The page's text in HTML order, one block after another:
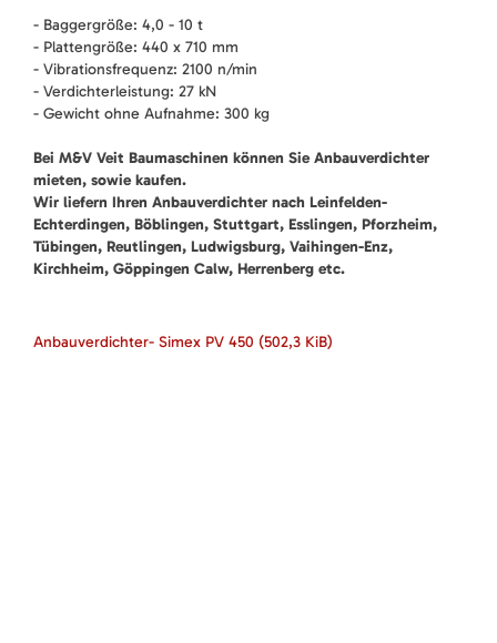
- Baggergröße: 4,0 - 10 t
- Plattengröße: 440 x 710 mm
- Vibrationsfrequenz: 2100 n/min
- Verdichterleistung: 27 kN
- Gewicht ohne Aufnahme: 300 kg
Bei M&V Veit Baumaschinen können Sie Anbauverdichter
mieten, sowie kaufen.
Wir liefern Ihren Anbauverdichter nach Leinfelden-
Echterdingen, Böblingen, Stuttgart, Esslingen, Pforzheim,
Tübingen, Reutlingen, Ludwigsburg, Vaihingen-Enz,
Kirchheim, Göppingen Calw, Herrenberg etc.
Anbauverdichter- Simex PV 450 (502,3 KiB)